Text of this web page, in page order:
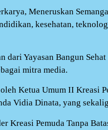
Meneruskan
kesehatan,
dari Yayasan Bangun
mitra media.
Ketua Umum II Kreasi
Vidia Dinata, yang
Kreasi Pemuda Tanpa